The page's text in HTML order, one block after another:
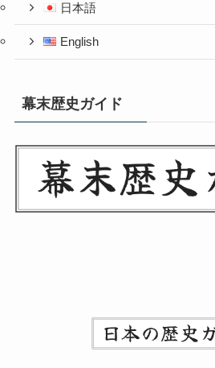
日本語
English
幕末歴史ガイド